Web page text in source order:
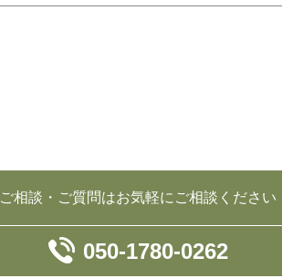
ご相談・ご質問はお気軽にご相談ください
050-1780-0262